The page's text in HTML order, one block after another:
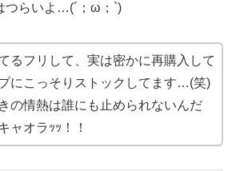
つらいよ…(´；ω；`)
るフリして、実は密かに再購入して
にこっそりストックしてます…(笑)
の情熱は誰にも止められないんだ
ャオラｯｯ！！